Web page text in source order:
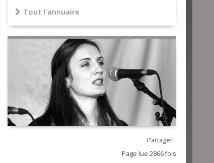
Tout l'annuaire
Partager :
Page lue 2866 fois